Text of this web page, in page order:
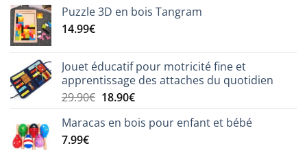
Puzzle 3D en bois Tangram
14.99€
Jouet éducatif pour motricité fine et
apprentissage des attaches du quotidien
29.90€ Le
initial
18.90€Le
actuel
Maracas en bois pour enfant et bébé
7.99€